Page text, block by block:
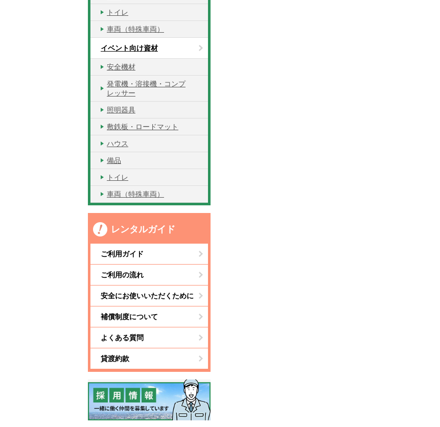
トイレ
車両（特殊車両）
イベント向け資材
安全機材
発電機・溶接機・コンプ
レッサー
照明器具
敷鉄板・ロードマット
ハウス
備品
トイレ
車両（特殊車両）
レンタルガイド
ご利用ガイド
ご利用の流れ
安全にお使いいただくために
補償制度について
よくある質問
貸渡約款